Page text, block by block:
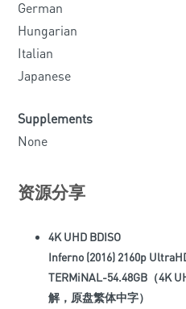
German
Hungarian
Italian
Japanese
Supplements
None
资源分享
4K UHD BDISO
Inferno (2016) 2160p
TERMiNAL-54.48GB（4K
解，原盘繁体中字）